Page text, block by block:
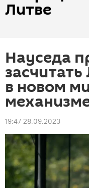
Литве
Науседа
в новом
19:47 28.09.2023